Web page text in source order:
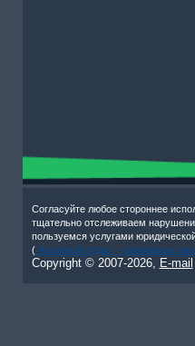
Согласуйте любое стороннее
тщательно отслеживаем
пользуемся услугами
(Активный отдых – роликовые
Copyright © 2007-2026, E-mail